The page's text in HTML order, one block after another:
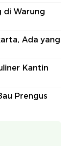
di Warung
Ada yang
Kantin
Prengus